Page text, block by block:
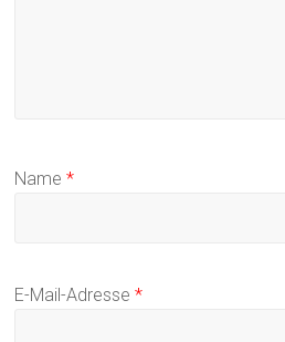
Name*
E-Mail-Adresse*